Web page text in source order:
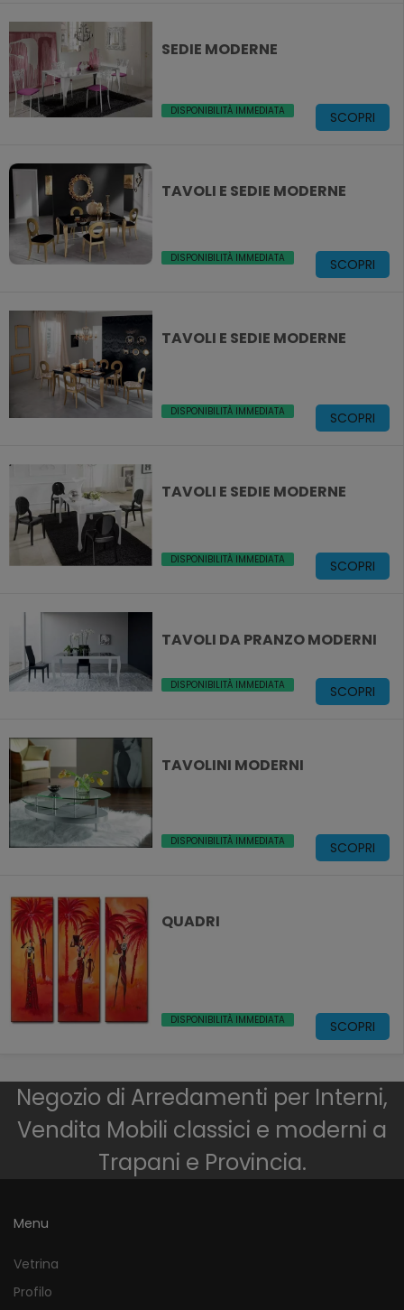
SEDIE MODERNE
DISPONIBILITÀ IMMEDIATA SCOPRI
TAVOLI E SEDIE MODERNE
DISPONIBILITÀ IMMEDIATA SCOPRI
TAVOLI E SEDIE MODERNE
DISPONIBILITÀ IMMEDIATA SCOPRI
TAVOLI E SEDIE MODERNE
DISPONIBILITÀ IMMEDIATA SCOPRI
TAVOLI DA PRANZO MODERNI
DISPONIBILITÀ IMMEDIATA SCOPRI
TAVOLINI MODERNI
DISPONIBILITÀ IMMEDIATA SCOPRI
QUADRI
DISPONIBILITÀ IMMEDIATA SCOPRI
Negozio di Arredamenti per Interni,
Vendita Mobili classici e moderni a
Trapani e Provincia.
Menu
Vetrina
Profilo